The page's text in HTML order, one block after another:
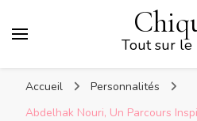
Tout sur le
Accueil
Personnalités
Abdelhak Nouri, Un Parcours